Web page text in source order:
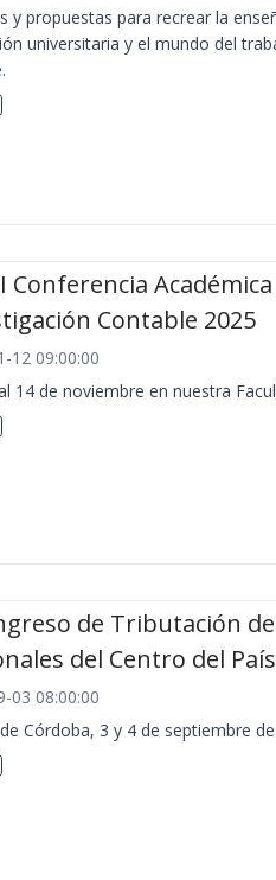
y propuestas para recrear la
universitaria y el mundo del
Conferencia
Contable 2025
12 09:00:00
14 de noviembre en nuestra
de Tributación
del Centro del País
03 08:00:00
Córdoba, 3 y 4 de septiembre